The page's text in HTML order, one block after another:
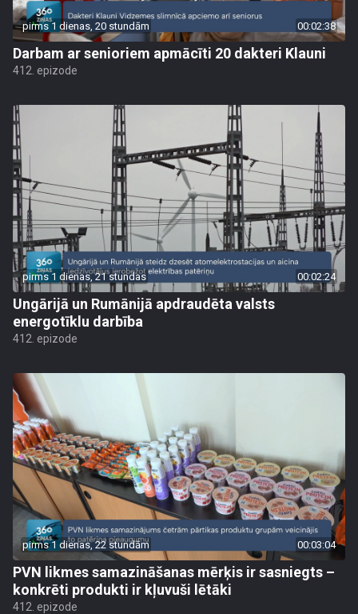
pirms 1 dienas, 20 stundām 00:02:38
Darbam ar senioriem apmācīti 20 dakteri Klauni
412. epizode
pirms 1 dienas, 21 stundas 00:02:24
Ungārijā un Rumānijā apdraudēta valsts
energotīklu darbība
412. epizode
pirms 1 dienas, 22 stundām 00:03:04
PVN likmes samazināšanas mērķis ir sasniegts –
konkrēti produkti ir kļuvuši lētāki
412. epizode